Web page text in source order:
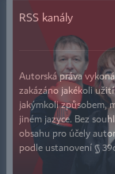
RSS kanály
Autorská práva
zakázáno jakékoli
jakýmkoli způsobem,
jiném jazyce. Bez
obsahu pro účely
podle ustanovení §